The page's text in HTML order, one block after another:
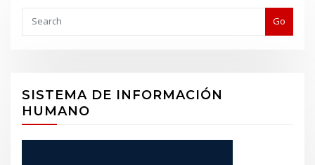
Go
SISTEMA DE INFORMACIÓN
HUMANO